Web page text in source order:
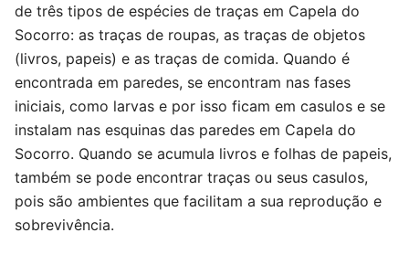
de três tipos de espécies de traças em Capela do
Socorro: as traças de roupas, as traças de objetos
(livros, papeis) e as traças de comida. Quando é
encontrada em paredes, se encontram nas fases
iniciais, como larvas e por isso ficam em casulos e se
instalam nas esquinas das paredes em Capela do
Socorro. Quando se acumula livros e folhas de papeis,
também se pode encontrar traças ou seus casulos,
pois são ambientes que facilitam a sua reprodução e
sobrevivência.